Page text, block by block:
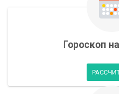
Гороскоп